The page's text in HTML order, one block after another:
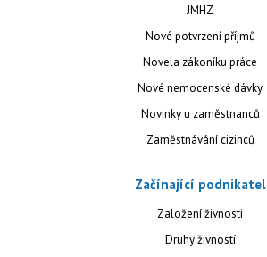
JMHZ
Nové potvrzení příjmů
Novela zákoníku práce
Nové nemocenské dávky
Novinky u zaměstnanců
Zaměstnávání cizinců
Začínající podnikatel
Založení živnosti
Druhy živností